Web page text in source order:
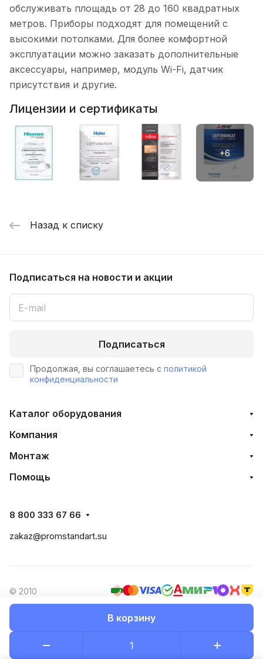
В корзину
обслуживать площадь от 28 до 160 квадратных
метров. Приборы подходят для помещений с
высокими потолками. Для более комфортной
эксплуатации можно заказать дополнительные
аксессуары, например, модуль Wi-Fi, датчик
присутствия и другие.
Лицензии и сертификаты
Назад к списку
Подписаться на новости и акции
Подписаться
Продолжая, вы соглашаетесь с политикой
конфиденциальности
Каталог оборудования
Компания
Монтаж
Помощь
8 800 333 67 66
zakaz@promstandart.su
© 2010
Оферта